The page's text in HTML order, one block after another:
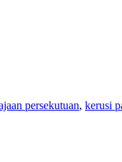
persekutuan, kerusi